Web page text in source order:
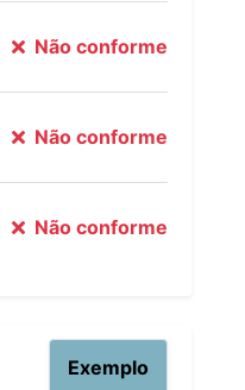
Não conforme
Não conforme
Não conforme
Exemplo